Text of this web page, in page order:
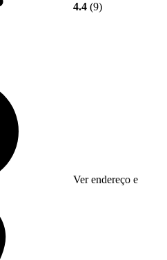
4.4 (9)
Ver endereço e